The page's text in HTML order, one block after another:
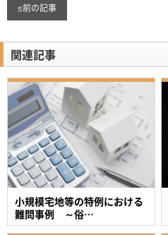
≤前の記事
関連記事
小規模宅地等の特例における
難問事例 ～俗…